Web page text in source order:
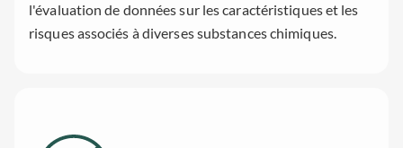
l'évaluation de données sur les caractéristiques et les
risques associés à diverses substances chimiques.